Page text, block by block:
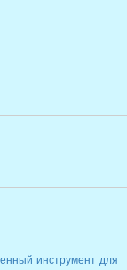
инструмент для